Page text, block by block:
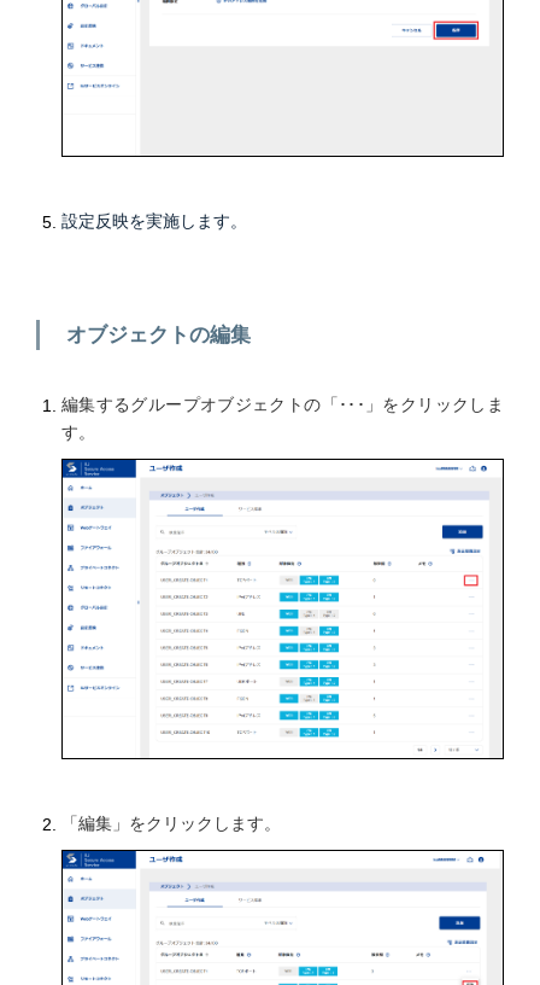
設定反映を実施します。
オブジェクトの編集
編集するグループオブジェクトの「･･･」をクリックしま
す。
「編集」をクリックします。